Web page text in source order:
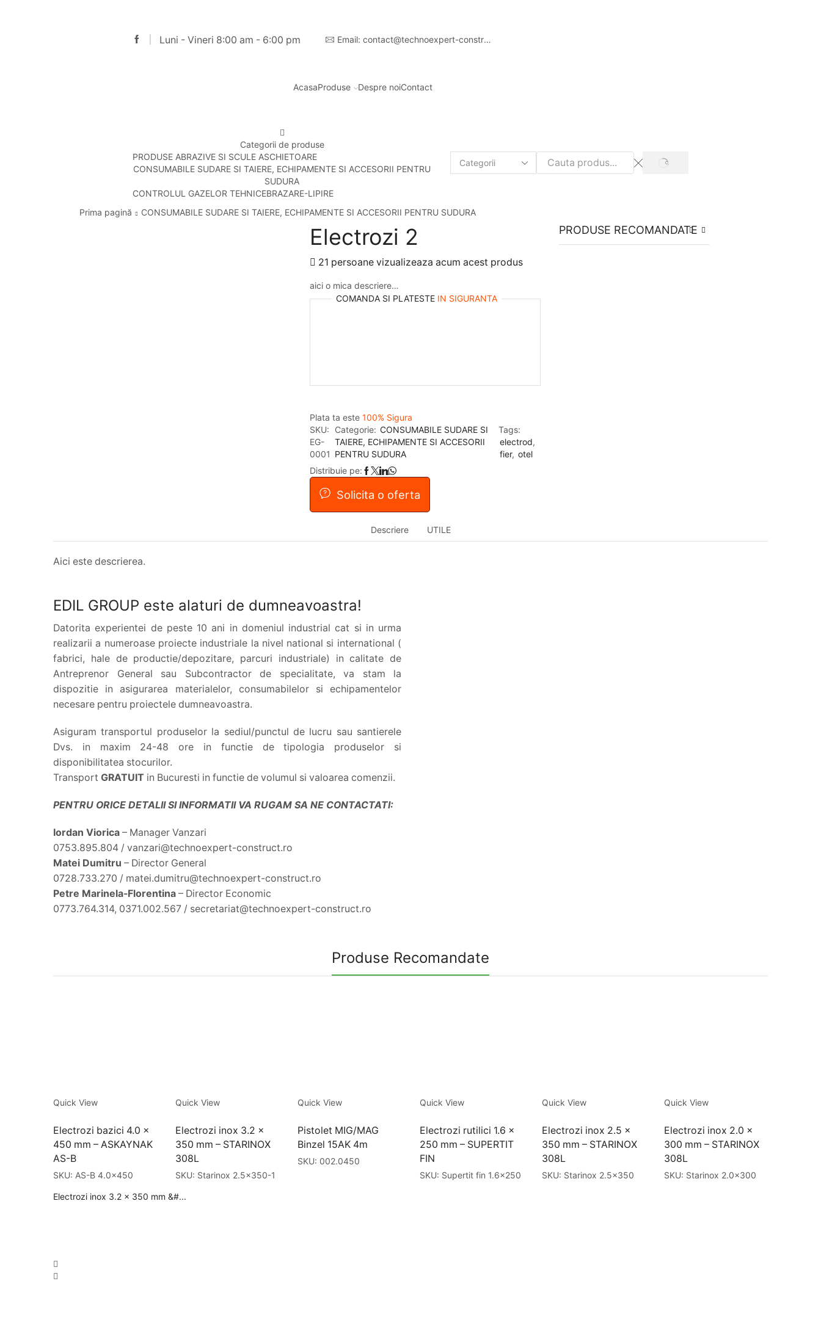
Luni - Vineri 8:00 am - 6:00 pm Email: contact@technoexpert-construct.ro
AcasaProduse Despre noiContact
Categorii de produse
PRODUSE ABRAZIVE SI SCULE ASCHIETOARE
CONSUMABILE SUDARE SI TAIERE, ECHIPAMENTE SI ACCESORII PENTRU
SUDURA
CONTROLUL GAZELOR TEHNICEBRAZARE-LIPIRE
Search
SEARCH
Prima pagină CONSUMABILE SUDARE SI TAIERE, ECHIPAMENTE SI ACCESORII PENTRU SUDURA
Electrozi 2
21 persoane vizualizeaza acum acest produs
aici o mica descriere…
COMANDA SI PLATESTE IN SIGURANTA
Plata ta este 100% Sigura
SKU:
EG-
0001
Categorie: CONSUMABILE SUDARE SI
TAIERE, ECHIPAMENTE SI ACCESORII
PENTRU SUDURA
Tags:
electrod,
fier, otel
Distribuie pe:
Solicita o oferta
PRODUSE RECOMANDATE
Descriere UTILE
Aici este descrierea.
EDIL GROUP este alaturi de dumneavoastra!
Datorita experientei de peste 10 ani in domeniul industrial cat si in urma
realizarii a numeroase proiecte industriale la nivel national si international (
fabrici, hale de productie/depozitare, parcuri industriale) in calitate de
Antreprenor General sau Subcontractor de specialitate, va stam la
dispozitie in asigurarea materialelor, consumabilelor si echipamentelor
necesare pentru proiectele dumneavoastra.
Asiguram transportul produselor la sediul/punctul de lucru sau santierele
Dvs. in maxim 24-48 ore in functie de tipologia produselor si
disponibilitatea stocurilor.
Transport GRATUIT in Bucuresti in functie de volumul si valoarea comenzii.
PENTRU ORICE DETALII SI INFORMATII VA RUGAM SA NE CONTACTATI:
Iordan Viorica – Manager Vanzari
0753.895.804 / vanzari@technoexpert-construct.ro
Matei Dumitru – Director General
0728.733.270 / matei.dumitru@technoexpert-construct.ro
Petre Marinela-Florentina – Director Economic
0773.764.314, 0371.002.567 / secretariat@technoexpert-construct.ro
Produse Recomandate
Quick View
Electrozi bazici 4.0 x
450 mm – ASKAYNAK
AS-B
SKU: AS-B 4.0x450
Quick View
Electrozi inox 3.2 x
350 mm – STARINOX
308L
SKU: Starinox 2.5x350-1
Quick View
Pistolet MIG/MAG
Binzel 15AK 4m
SKU: 002.0450
Quick View
Electrozi rutilici 1.6 x
250 mm – SUPERTIT
FIN
SKU: Supertit fin 1.6x250
Quick View
Electrozi inox 2.5 x
350 mm – STARINOX
308L
SKU: Starinox 2.5x350
Quick View
Electrozi inox 2.0 x
300 mm – STARINOX
308L
SKU: Starinox 2.0x300
Electrozi inox 3.2 x 350 mm &#...